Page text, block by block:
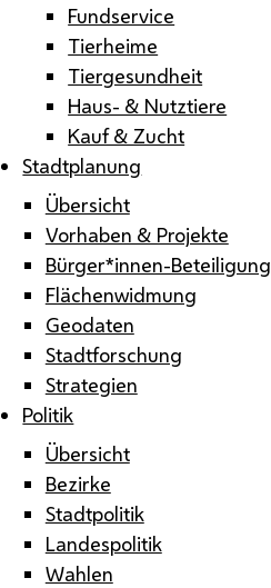
Fundservice
Tierheime
Tiergesundheit
Haus- & Nutztiere
Kauf & Zucht
Stadtplanung
Übersicht
Vorhaben & Projekte
Bürger*innen-Beteiligung
Flächenwidmung
Geodaten
Stadtforschung
Strategien
Politik
Übersicht
Bezirke
Stadtpolitik
Landespolitik
Wahlen